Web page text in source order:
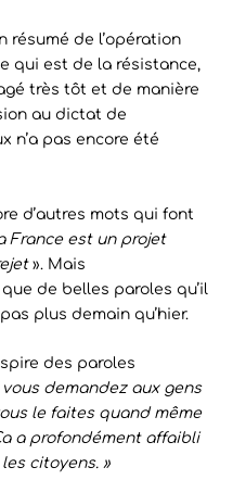
résumé de l’opération
qui est de la résistance,
très tôt et de manière
au dictat de
n’a pas encore été
d’autres mots qui font
France est un projet
». Mais
de belles paroles qu’il
plus demain qu’hier.
des paroles
demandez aux gens
le faites quand même
a profondément affaibli
citoyens. »